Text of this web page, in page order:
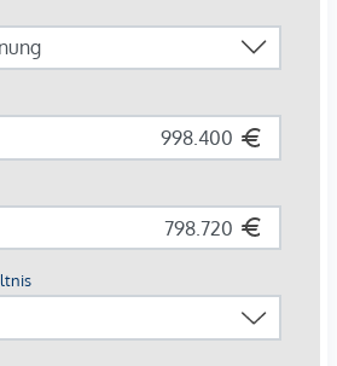
Dachgeschossen und im 4. OG
Fernwärme
mit Gartenkonzept
App
E-Mobilität vorbereitet
besuchen Sie gerne unsere
unter